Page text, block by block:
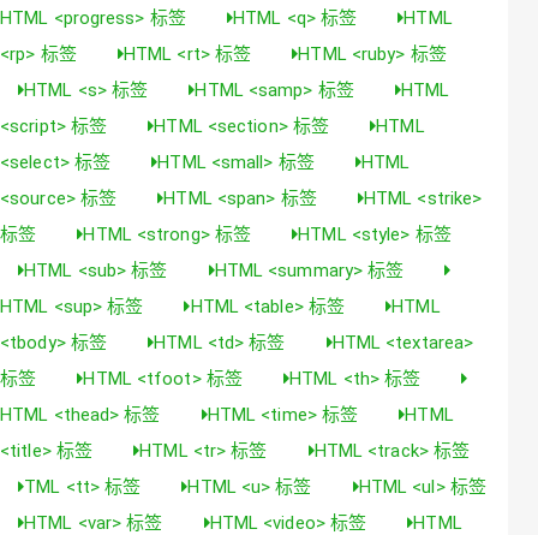
HTML <progress> 标签
HTML <q> 标签
HTML
<rp> 标签
HTML <rt> 标签
HTML <ruby> 标签
HTML <s> 标签
HTML <samp> 标签
HTML
<script> 标签
HTML <section> 标签
HTML
<select> 标签
HTML <small> 标签
HTML
<source> 标签
HTML <span> 标签
HTML <strike>
标签
HTML <strong> 标签
HTML <style> 标签
HTML <sub> 标签
HTML <summary> 标签
HTML <sup> 标签
HTML <table> 标签
HTML
<tbody> 标签
HTML <td> 标签
HTML <textarea>
标签
HTML <tfoot> 标签
HTML <th> 标签
HTML <thead> 标签
HTML <time> 标签
HTML
<title> 标签
HTML <tr> 标签
HTML <track> 标签
TML <tt> 标签
HTML <u> 标签
HTML <ul> 标签
HTML <var> 标签
HTML <video> 标签
HTML